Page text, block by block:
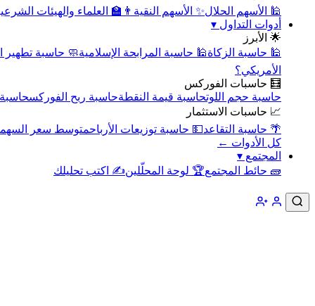
🕌 الأسهم الحلال✨ الأسهم النقية 👨‍🏫 العلماء والهيئات
أدوات التداول ▾
🌟 الأبرز
🕌 حاسبة الزكاة🕌 حاسبة المرابحة الإسلامية🧼 حاسبة تطهير
الأمريكي؟
🧮 حاسبات الفوركس
حاسبة حجم اللوتحاسبة قيمة النقطةحاسبة ربح الفوركسحاسبة
📈 حاسبات الاستثمار
🌴 حاسبة التقاعد💵 حاسبة توزيعات الأرباحمتوسط سعر السهم
كل الأدوات ←
المجتمع ▾
🧱 حائط المجتمع🏆 لوحة المحلّلين✍️ اكتب تحليلك